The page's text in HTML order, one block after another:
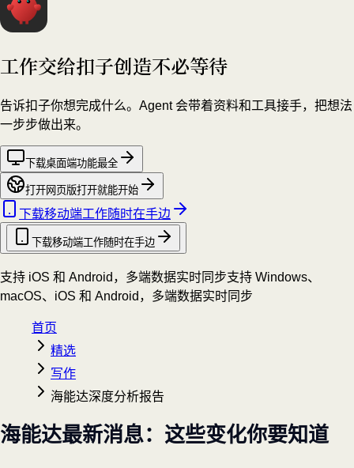
工作交给扣子创造不必等待
告诉扣子你想完成什么。Agent 会带着资料和工具接手，把想法
一步步做出来。
下载桌面端功能最全
打开网页版打开就能开始
下载移动端工作随时在手边
下载移动端工作随时在手边
支持 iOS 和 Android，多端数据实时同步支持 Windows、
macOS、iOS 和 Android，多端数据实时同步
首页
精选
写作
海能达深度分析报告
海能达最新消息：这些变化你要知道